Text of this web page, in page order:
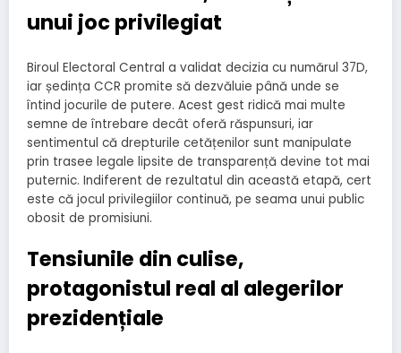
unui joc privilegiat
Biroul Electoral Central a validat decizia cu numărul 37D,
iar ședința CCR promite să dezvăluie până unde se
întind jocurile de putere. Acest gest ridică mai multe
semne de întrebare decât oferă răspunsuri, iar
sentimentul că drepturile cetățenilor sunt manipulate
prin trasee legale lipsite de transparență devine tot mai
puternic. Indiferent de rezultatul din această etapă, cert
este că jocul privilegiilor continuă, pe seama unui public
obosit de promisiuni.
Tensiunile din culise,
protagonistul real al alegerilor
prezidențiale